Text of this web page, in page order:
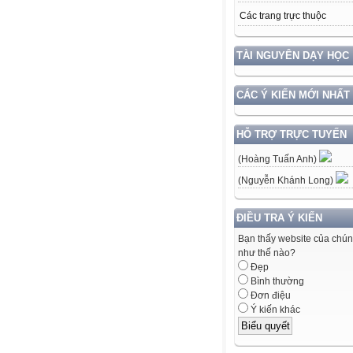
Các trang trực thuộc
TÀI NGUYÊN DẠY HỌC
CÁC Ý KIẾN MỚI NHẤT
HỖ TRỢ TRỰC TUYẾN
(Hoàng Tuấn Anh)
(Nguyễn Khánh Long)
ĐIỀU TRA Ý KIẾN
Bạn thấy website của
như thế nào?
Đẹp
Bình thường
Đơn điệu
Ý kiến khác